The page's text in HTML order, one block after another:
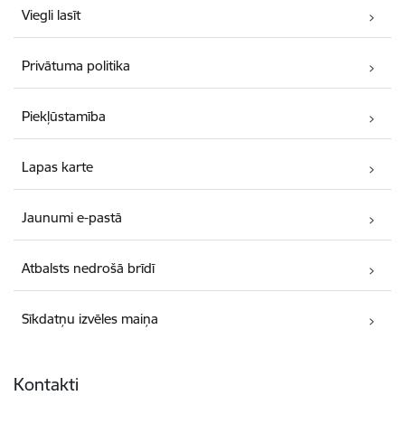
Viegli lasīt
Privātuma politika
Piekļūstamība
Lapas karte
Jaunumi e-pastā
Atbalsts nedrošā brīdī
Sīkdatņu izvēles maiņa
Kontakti